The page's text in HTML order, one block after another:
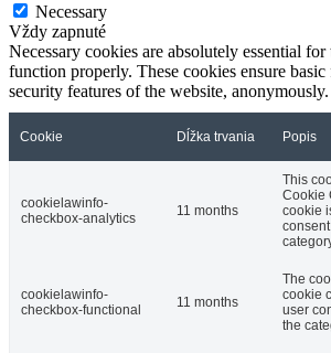
Necessary
Vždy zapnuté
Necessary cookies are absolutely essential
function properly. These cookies ensure
security features of the website, anonymously.
Cookie Dĺžka trvania Popis
cookielawinfo-
checkbox-analytics
11 months
This
Cookie
cookie
cookielawinfo-
checkbox-functional
11 months
The
cookie
user
the